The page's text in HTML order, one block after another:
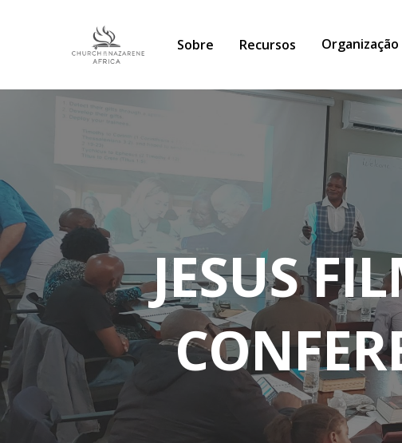
Sobre Recursos Organização
JESUS